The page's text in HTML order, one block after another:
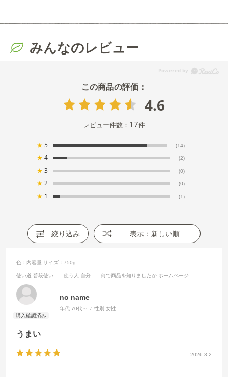
みんなのレビュー
4.6
レビュー件数： 17件
★ 5 (14)
★ 4 (2)
★ 3 (0)
★ 2 (0)
★ 1 (1)
絞り込み 表示：新しい順
2026.3.2
うまい
色：内容量 サイズ：750g
使い道:普段使い 使う人 :自分 何で商品を知りましたか:ホームページ
no name
年代:70代～ 性別:女性